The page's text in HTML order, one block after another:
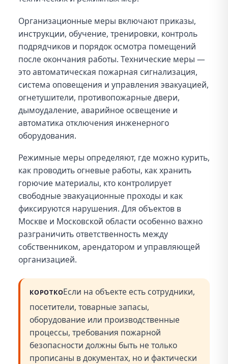
Организационные меры включают приказы,
инструкции, обучение, тренировки, контроль
подрядчиков и порядок осмотра помещений
после окончания работы. Технические меры —
это автоматическая пожарная сигнализация,
система оповещения и управления эвакуацией,
огнетушители, противопожарные двери,
дымоудаление, аварийное освещение и
автоматика отключения инженерного
оборудования.
Режимные меры определяют, где можно курить,
как проводить огневые работы, как хранить
горючие материалы, кто контролирует
свободные эвакуационные проходы и как
фиксируются нарушения. Для объектов в
Москве и Московской области особенно важно
разграничить ответственность между
собственником, арендатором и управляющей
организацией.
КОРОТКОЕсли на объекте есть сотрудники,
посетители, товарные запасы,
оборудование или производственные
процессы, требования пожарной
безопасности должны быть не только
прописаны в документах, но и фактически